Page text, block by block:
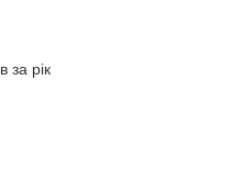
за рік